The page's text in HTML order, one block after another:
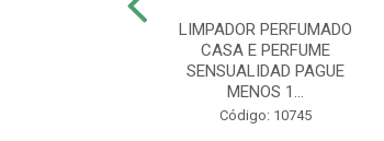
LIMPADOR PERFUMADO
CASA E PERFUME
SENSUALIDAD PAGUE
MENOS 1...
Código: 10745